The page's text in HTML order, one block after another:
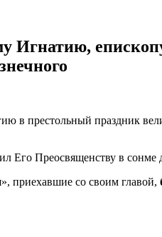
в престольный праздник
Его Преосвященству в сонме
приехавшие со своим главой,